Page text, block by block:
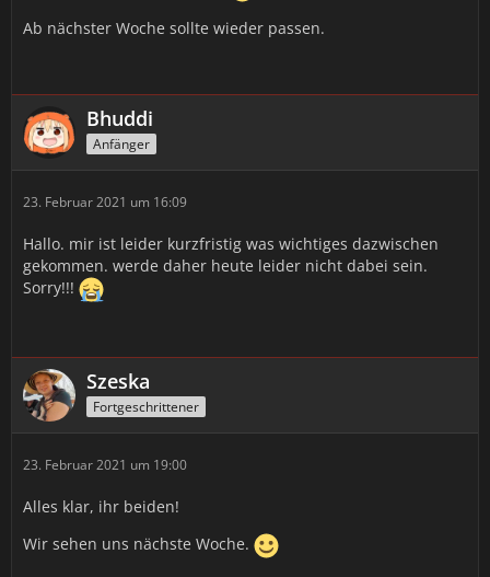
Ab nächster Woche sollte wieder passen.
Bhuddi
Anfänger
23. Februar 2021 um 16:09
Hallo. mir ist leider kurzfristig was wichtiges dazwischen
gekommen. werde daher heute leider nicht dabei sein.
Sorry!!!
Szeska
Fortgeschrittener
23. Februar 2021 um 19:00
Alles klar, ihr beiden!
Wir sehen uns nächste Woche.